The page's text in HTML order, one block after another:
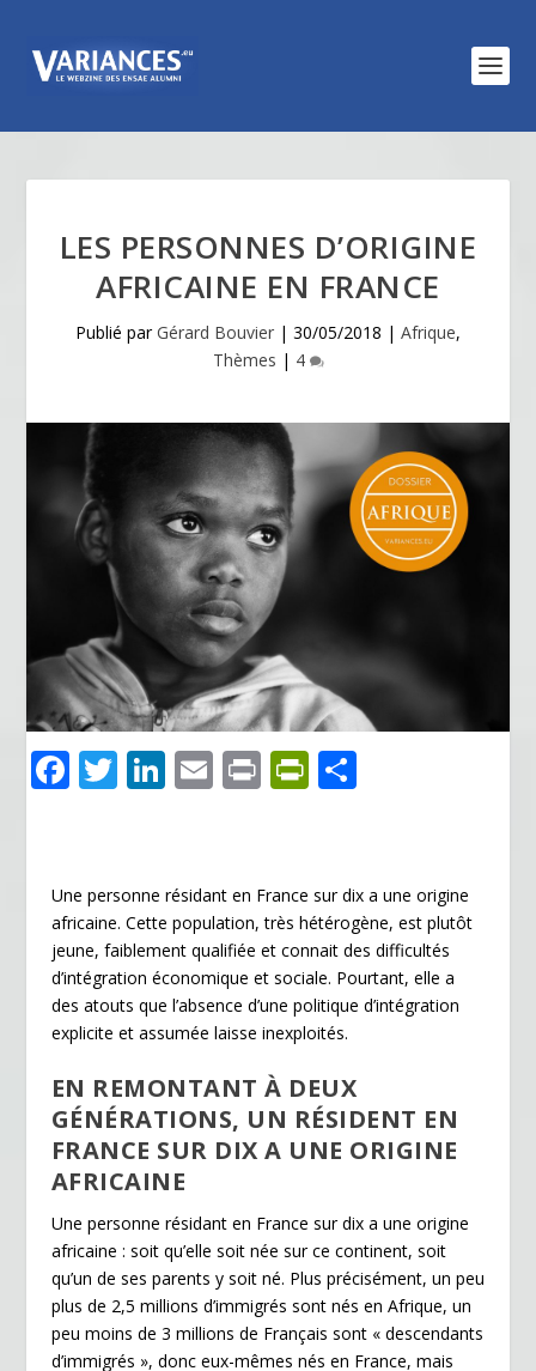
LES PERSONNES D’ORIGINE
AFRICAINE EN FRANCE
Publié parGérard Bouvier | 30/05/2018 | Afrique,
Thèmes | 4
F
b
o
o
k
T
er
Li
e
dI
n
E
l
Pr Pr
ri
e
n
dl
y
g
er
Une personne résidant en France sur dix a une origine
africaine. Cette population, très hétérogène, est plutôt
jeune, faiblement qualifiée et connait des difficultés
d’intégration économique et sociale. Pourtant, elle a
des atouts que l’absence d’une politique d’intégration
explicite et assumée laisse inexploités.
EN REMONTANT À DEUX
GÉNÉRATIONS, UN RÉSIDENT EN
FRANCE SUR DIX A UNE ORIGINE
AFRICAINE
Une personne résidant en France sur dix a une origine
africaine : soit qu’elle soit née sur ce continent, soit
qu’un de ses parents y soit né. Plus précisément, un peu
plus de 2,5 millions d’immigrés sont nés en Afrique, un
peu moins de 3 millions de Français sont « descendants
d’immigrés », donc eux-mêmes nés en France, mais